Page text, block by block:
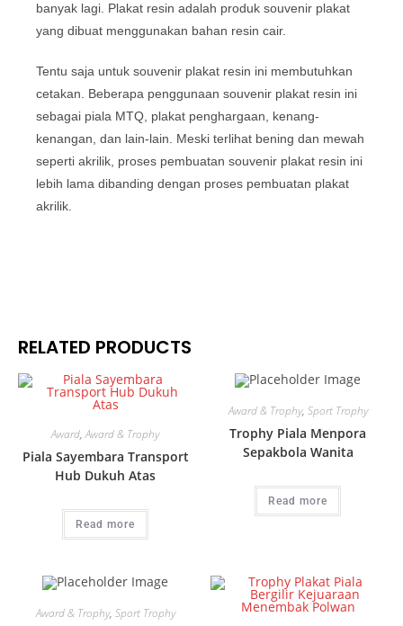
banyak lagi. Plakat resin adalah produk souvenir plakat
yang dibuat menggunakan bahan resin cair.
Tentu saja untuk souvenir plakat resin ini membutuhkan
cetakan. Beberapa penggunaan souvenir plakat resin ini
sebagai piala MTQ, plakat penghargaan, kenang-
kenangan, dan lain-lain. Meski terlihat bening dan mewah
seperti akrilik, proses pembuatan souvenir plakat resin ini
lebih lama dibanding dengan proses pembuatan plakat
akrilik.
RELATED PRODUCTS
Award,Award & Trophy
Piala Sayembara Transport
Hub Dukuh Atas
Read more
Award & Trophy, Sport Trophy
Trophy Piala Menpora
Sepakbola Wanita
Read more
Award & Trophy, Sport Trophy